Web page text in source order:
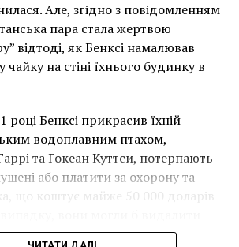
Христа.
был написан приблизительно в
протестантская Англия
и поддерживала Нидерланды
католики были для англичан
поэтому мысль о том, что его
написан поверх изображения
должна была привести
куратора Национальной
Але, згідно з повідомленням
пара стала жертвою
відтоді, як Бенксі намалював
на стіні їхнього будинку в
році Бенксі прикрасив їхній
водоплавним птахом,
та Гокеан Куттси, потерпають
або платити за охорону та
що коштує майже 50 000 доларів
до чверті мільйона